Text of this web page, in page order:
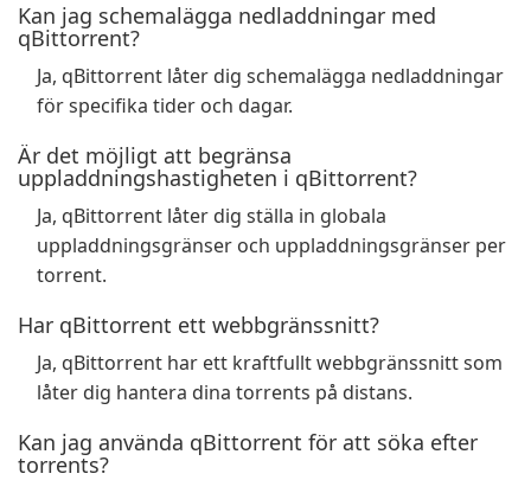
Kan jag schemalägga nedladdningar med
qBittorrent?
Ja, qBittorrent låter dig schemalägga nedladdningar
för specifika tider och dagar.
Är det möjligt att begränsa
uppladdningshastigheten i qBittorrent?
Ja, qBittorrent låter dig ställa in globala
uppladdningsgränser och uppladdningsgränser per
torrent.
Har qBittorrent ett webbgränssnitt?
Ja, qBittorrent har ett kraftfullt webbgränssnitt som
låter dig hantera dina torrents på distans.
Kan jag använda qBittorrent för att söka efter
torrents?